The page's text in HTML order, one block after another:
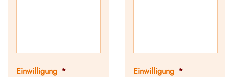
Einwilligung * Einwilligung *